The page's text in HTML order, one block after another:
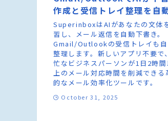
作成と受信トレイ整理を自
SuperinboxはAIがあなたの文体
習し、メール返信を自動下書き。
Gmail/Outlookの受信トレイも
整理します。新しいアプリ不要で
忙なビジネスパーソンが1日2時間
上のメール対応時間を削減できる
的なメール効率化ツールです。
October 31, 2025